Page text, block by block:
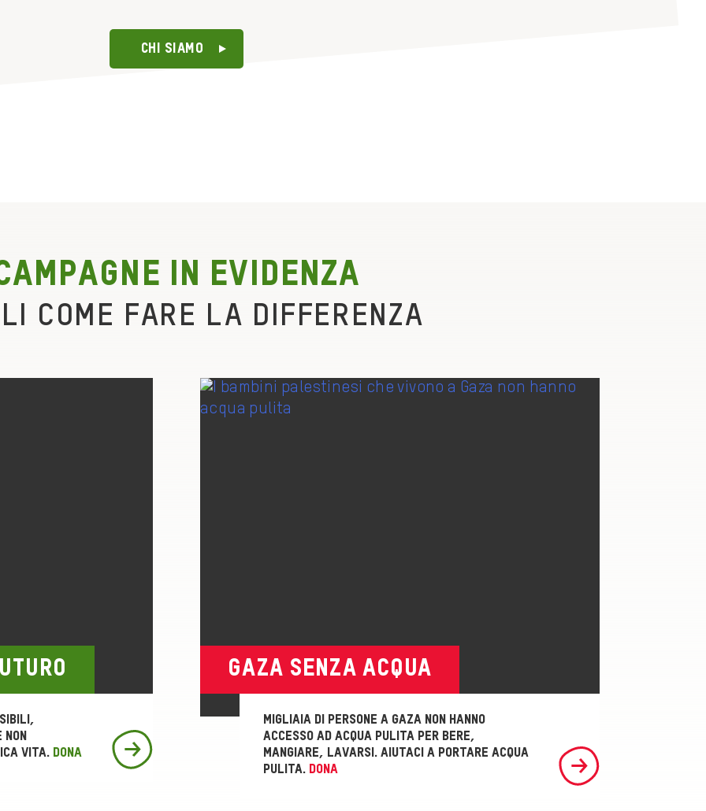
Chi Siamo
IN EVIDENZA
COME FARE LA DIFFERENZA
VITA. DONA
GAZA SENZA ACQUA
Migliaia di persone a Gaza non hanno
accesso ad acqua pulita per bere,
mangiare, lavarsi. Aiutaci a portare acqua
pulita. DONA